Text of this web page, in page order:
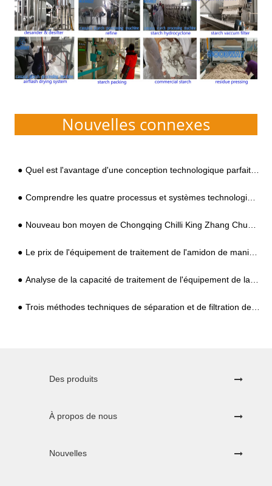
Nouvelles connexes
Quel est l'avantage d'une conception technologique parfaite pour la machine à fécule de patate douce ?
Comprendre les quatre processus et systèmes technologiques de l'équipement d'amidon de pomme de terre
Nouveau bon moyen de Chongqing Chilli King Zhang Chunhua
Le prix de l'équipement de traitement de l'amidon de manioc a-t-il augmenté ? Combien coûte un ensemble ?
Analyse de la capacité de traitement de l'équipement de la machine de traitement de l'amidon de manioc
Trois méthodes techniques de séparation et de filtration de l'amidon de manioc
Des produits
À propos de nous
Nouvelles